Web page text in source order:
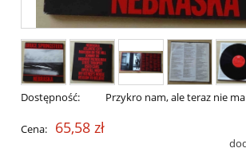
Dostępność: Przykro nam, ale teraz nie ma
Cena: 65,58 zł